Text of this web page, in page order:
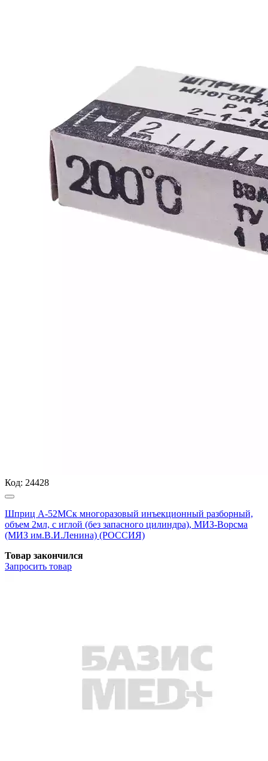
Код: 24428
Шприц А-52МСк многоразовый инъекционный разборный,
объем 2мл, с иглой (без запасного цилиндра), МИЗ-Ворсма
(МИЗ им.В.И.Ленина) (РОССИЯ)
Товар закончился
Запросить товар